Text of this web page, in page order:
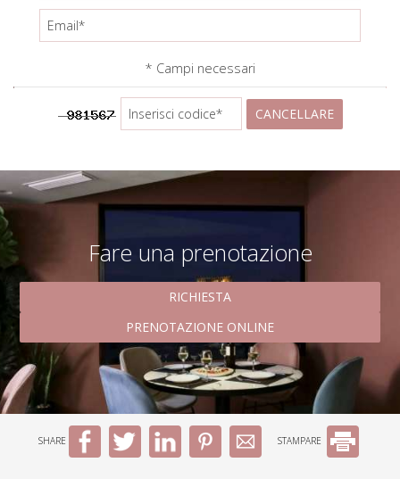
* Campi necessari
CANCELLARE
Fare una prenotazione
RICHIESTA
PRENOTAZIONE ONLINE
SHARE STAMPARE